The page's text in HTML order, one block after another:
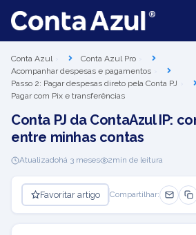
Conta Azul
Conta Azul Pro
Acompanhar despesas e pagamentos
Passo 2: Pagar despesas direto pela Conta PJ
Pagar com Pix e transferências
Conta PJ da ContaAzul IP:
entre minhas contas
Atualizadohá 3 meses 2min de leitura
Favoritar artigo Compartilhar: